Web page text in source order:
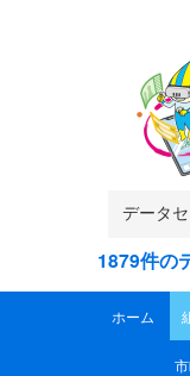
1879件の
ホーム